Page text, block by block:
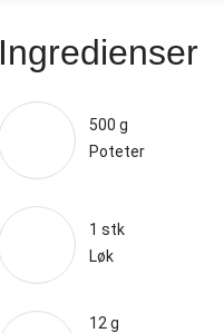
Ingredienser
500 g
Poteter
1 stk
Løk
12 g